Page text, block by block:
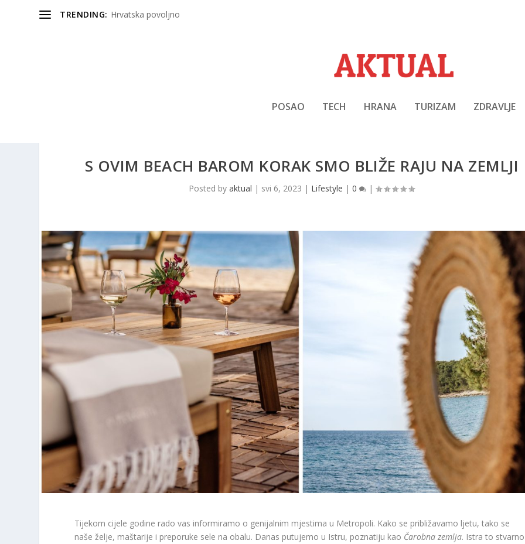
TRENDING: Hrvatska povoljno
POSAO TECH HRANA TURIZAM ZDRAVLJE
S OVIM BEACH BAROM KORAK SMO BLIŽE RAJU NA ZEMLJI
Posted byaktual | svi 6, 2023 | Lifestyle |0 |
Tijekom cijele godine rado vas informiramo o genijalnim mjestima u Metropoli. Kako se približavamo ljetu, tako se
naše želje, maštarije i preporuke sele na obalu. Danas putujemo u Istru, poznatiju kao Čarobna zemlja. Istra to